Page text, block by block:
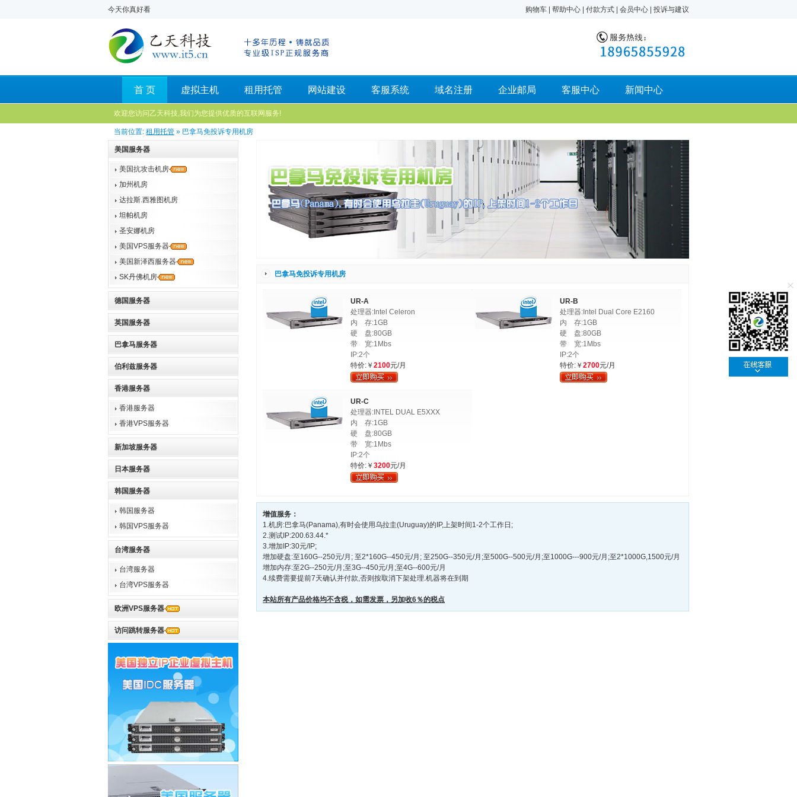
今天你真好看 购物车 帮助中心 付款方式 会员中心 投诉与建议
首 页 虚拟主机 租用托管 网站建设 客服系统 域名注册 企业邮局 客服中心 新闻中心
欢迎您访问乙天科技,我们为您提供优质的互联网服务!
当前位置: 租用托管 » 巴拿马免投诉专用机房
美国服务器
美国抗攻击机房
加州机房
达拉斯.西雅图机房
坦帕机房
圣安娜机房
美国VPS服务器
美国新泽西服务器
SK丹佛机房
德国服务器
英国服务器
巴拿马服务器
伯利兹服务器
香港服务器
香港服务器
香港VPS服务器
新加坡服务器
日本服务器
韩国服务器
韩国服务器
韩国VPS服务器
台湾服务器
台湾服务器
台湾VPS服务器
欧洲VPS服务器
访问跳转服务器
巴拿马免投诉专用机房
UR-A
处理器:Intel Celeron
内 存:1GB
硬 盘:80GB
带 宽:1Mbs
IP:2个
特价:￥ 2100元/月
UR-B
处理器:Intel Dual Core E2160
内 存:1GB
硬 盘:80GB
带 宽:1Mbs
IP:2个
特价:￥ 2700元/月
UR-C
处理器:INTEL DUAL E5XXX
内 存:1GB
硬 盘:80GB
带 宽:1Mbs
IP:2个
特价:￥ 3200元/月
增值服务：
1.机房:巴拿马(Panama),有时会使用乌拉圭(Uruguay)的IP,上架时间1-2个工作日;
2.测试IP:200.63.44.*
3.增加IP:30元/IP;
增加硬盘:至160G--250元/月; 至2*160G--450元/月; 至250G--350元/月;至500G--500元/月;至1000G---900元/月;至2*1000G,1500元/月
增加内存:至2G--250元/月;至3G--450元/月;至4G--600元/月
4.续费需要提前7天确认并付款,否则按取消下架处理.机器将在到期
本站所有产品价格均不含税，如需发票，另加收6％的税点